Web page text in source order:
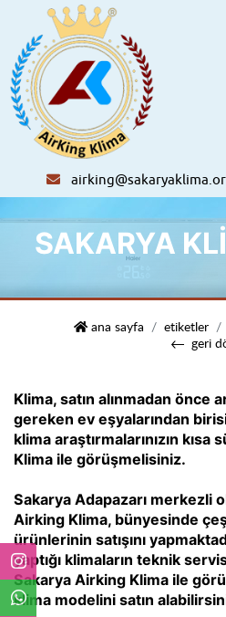
SAKARYA
ana sayfa airking klima
etiketler
geri
Klima, satın alınmadan önce
gereken ev eşyalarından
klima araştırmalarınızın
Klima ile görüşmelisiniz.
Sakarya Adapazarı merkezli
Airking Klima, bünyesinde
ürünlerinin satışını
yaptığı klimaların teknik
Sakarya Airking Klima ile
klima modelini satın